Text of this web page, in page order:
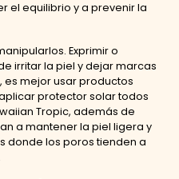
el equilibrio y a prevenir la
Exprimir o
irritar la piel y dejar marcas
es mejor usar productos
protector solar todos
Tropic, además de
a mantener la piel ligera y
donde los poros tienden a